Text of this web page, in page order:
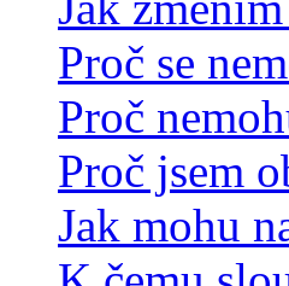
Proč se
Proč
Proč jsem
Jak mohu